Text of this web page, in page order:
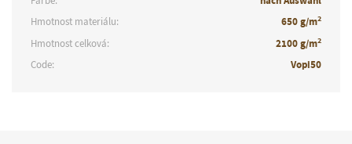
Hmotnost materiálu:
650 g/m2
Hmotnost celková: 2100 g/m2
Code: Vopi50